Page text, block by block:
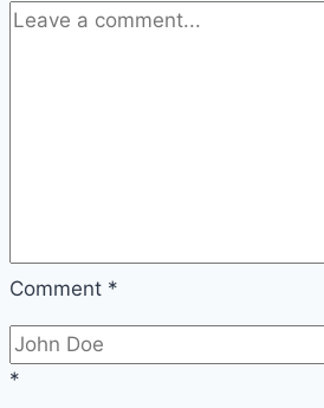
Comment *
*